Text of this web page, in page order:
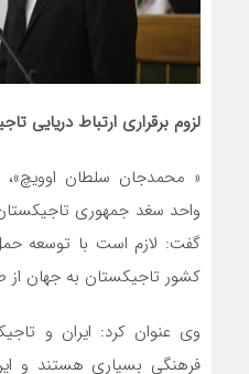
لزوم برقراری ارتباط دریایی
« محمدجان سلطان ‌اوویچ»،
واحد سغد جمهوری
گفت: لازم است با توسعه
کشور تاجیکستان به جهان از
وی عنوان کرد: ایران و
فرهنگی بسیاری هستند و